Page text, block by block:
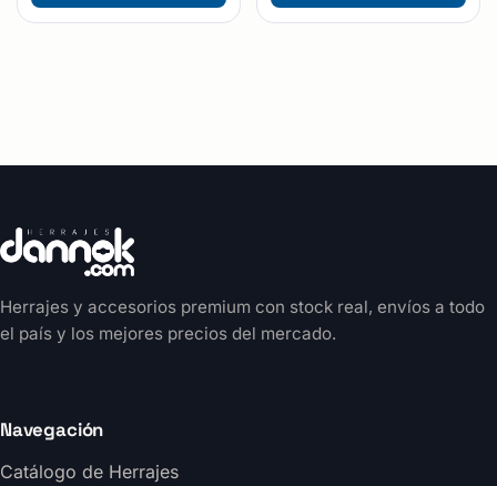
Herrajes y accesorios premium con stock real, envíos a todo
el país y los mejores precios del mercado.
Navegación
Catálogo de Herrajes